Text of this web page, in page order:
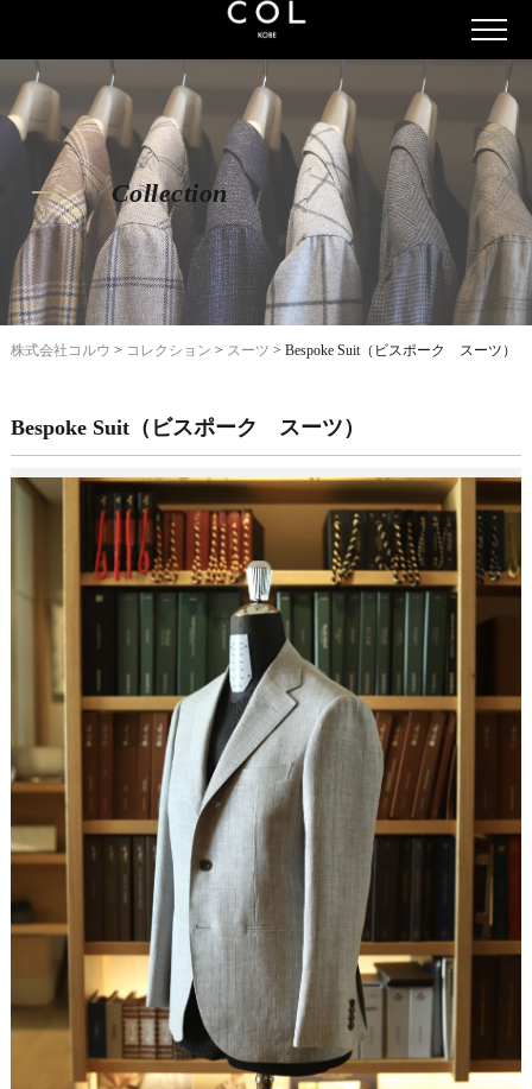
Collection
株式会社コルウ > コレクション > スーツ > Bespoke Suit（ビスポーク スーツ）
Bespoke Suit（ビスポーク スーツ）